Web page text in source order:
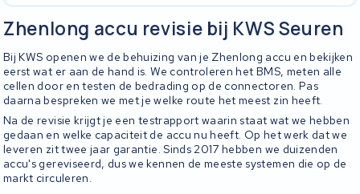
Zhenlong accu revisie bij KWS Seuren
Bij KWS openen we de behuizing van je Zhenlong accu en bekijken
eerst wat er aan de hand is. We controleren het BMS, meten alle
cellen door en testen de bedrading op de connectoren. Pas
daarna bespreken we met je welke route het meest zin heeft.
Na de revisie krijgt je een testrapport waarin staat wat we hebben
gedaan en welke capaciteit de accu nu heeft. Op het werk dat we
leveren zit twee jaar garantie. Sinds 2017 hebben we duizenden
accu's gereviseerd, dus we kennen de meeste systemen die op de
markt circuleren.